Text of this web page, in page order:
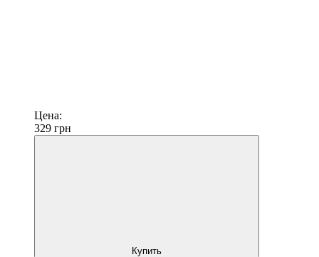
Цена:
329 грн
Купить